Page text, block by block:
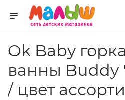
Ok Baby
ванны
/ цвет ассорти